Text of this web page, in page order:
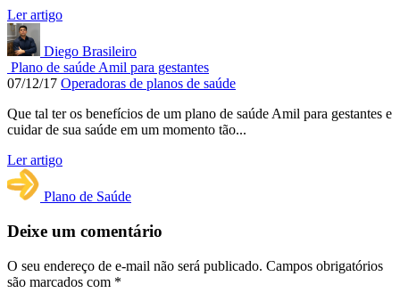
Ler artigo
Diego Brasileiro
Plano de saúde Amil para gestantes
07/12/17 Operadoras de planos de saúde
Que tal ter os benefícios de um plano de saúde Amil para gestantes e
cuidar de sua saúde em um momento tão...
Ler artigo
Plano de Saúde
Deixe um comentário
O seu endereço de e-mail não será publicado. Campos obrigatórios
são marcados com *